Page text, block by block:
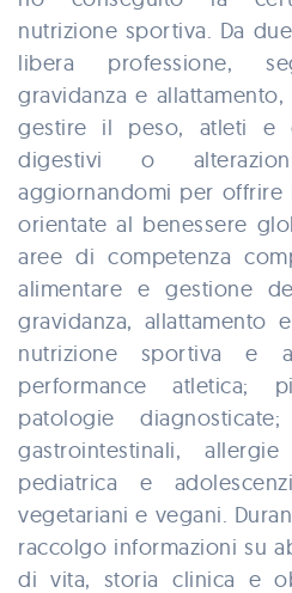
nutrizione sportiva. Da
libera professione,
gravidanza e
gestire il peso, atleti e
digestivi o
aggiornandomi per offrire
orientate al benessere
aree di competenza
alimentare e gestione
gravidanza, allattamento
nutrizione sportiva e
performance atletica;
patologie
gastrointestinali,
pediatrica e
vegetariani e vegani.
raccolgo informazioni su
di vita, storia clinica e